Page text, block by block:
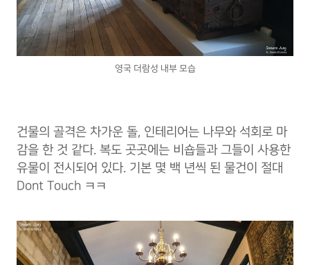
영국 더람성 내부 모습
건물의 골격은 차가운 돌, 인테리어는 나무와 석회로 마
감을 한 것 같다. 복도 곳곳에는 비숍들과 그들이 사용한
유물이 전시되어 있다. 기본 몇 백 년씩 된 물건이 절대
Dont Touch ㅋㅋ